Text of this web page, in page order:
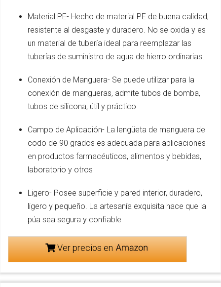
Material PE- Hecho de material PE de buena calidad,
resistente al desgaste y duradero. No se oxida y es
un material de tubería ideal para reemplazar las
tuberías de suministro de agua de hierro ordinarias.
Conexión de Manguera- Se puede utilizar para la
conexión de mangueras, admite tubos de bomba,
tubos de silicona, útil y práctico
Campo de Aplicación- La lengüeta de manguera de
codo de 90 grados es adecuada para aplicaciones
en productos farmacéuticos, alimentos y bebidas,
laboratorio y otros
Ligero- Posee superficie y pared interior, duradero,
ligero y pequeño. La artesanía exquisita hace que la
púa sea segura y confiable
Ver precios en